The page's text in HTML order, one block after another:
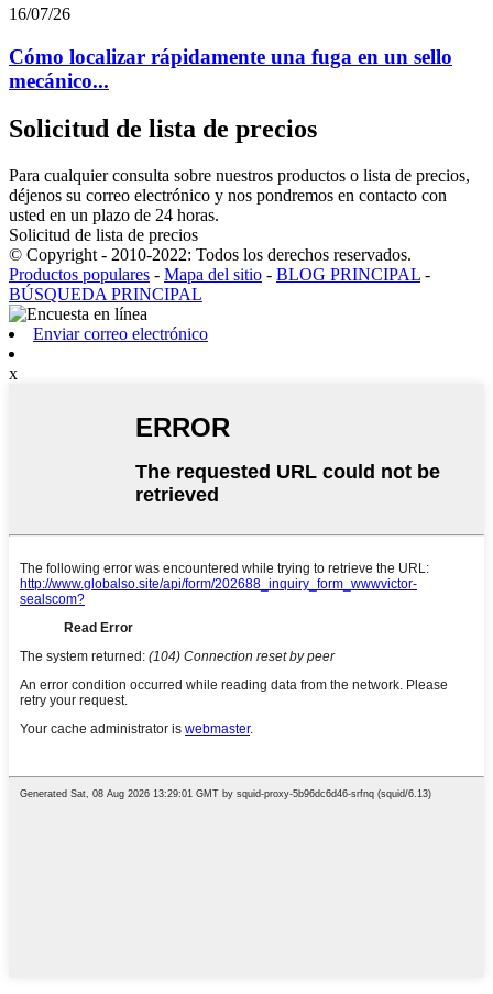
16/07/26
Cómo localizar rápidamente una fuga en un sello
mecánico...
Solicitud de lista de precios
Para cualquier consulta sobre nuestros productos o lista de precios,
déjenos su correo electrónico y nos pondremos en contacto con
usted en un plazo de 24 horas.
Solicitud de lista de precios
© Copyright - 2010-2022: Todos los derechos reservados.
Productos populares - Mapa del sitio - BLOG PRINCIPAL -
BÚSQUEDA PRINCIPAL
Enviar correo electrónico
x